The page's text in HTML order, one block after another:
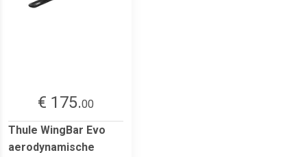
€ 175.00
Thule WingBar Evo
aerodynamische